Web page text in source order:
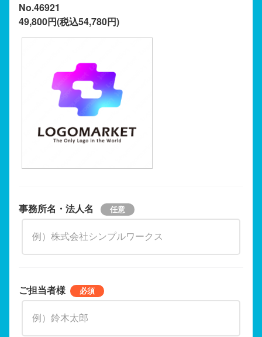
No.46921
49,800円(税込54,780円)
事務所名・法人名
ご担当者様